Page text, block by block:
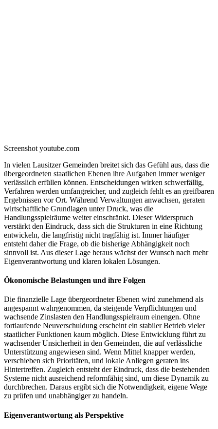
Screenshot youtube.com
In vielen Lausitzer Gemeinden breitet sich das Gefühl aus, dass die
übergeordneten staatlichen Ebenen ihre Aufgaben immer weniger
verlässlich erfüllen können. Entscheidungen wirken schwerfällig,
Verfahren werden umfangreicher, und zugleich fehlt es an greifbaren
Ergebnissen vor Ort. Während Verwaltungen anwachsen, geraten
wirtschaftliche Grundlagen unter Druck, was die
Handlungsspielräume weiter einschränkt. Dieser Widerspruch
verstärkt den Eindruck, dass sich die Strukturen in eine Richtung
entwickeln, die langfristig nicht tragfähig ist. Immer häufiger
entsteht daher die Frage, ob die bisherige Abhängigkeit noch
sinnvoll ist. Aus dieser Lage heraus wächst der Wunsch nach mehr
Eigenverantwortung und klaren lokalen Lösungen.
Ökonomische Belastungen und ihre Folgen
Die finanzielle Lage übergeordneter Ebenen wird zunehmend als
angespannt wahrgenommen, da steigende Verpflichtungen und
wachsende Zinslasten den Handlungsspielraum einengen. Ohne
fortlaufende Neuverschuldung erscheint ein stabiler Betrieb vieler
staatlicher Funktionen kaum möglich. Diese Entwicklung führt zu
wachsender Unsicherheit in den Gemeinden, die auf verlässliche
Unterstützung angewiesen sind. Wenn Mittel knapper werden,
verschieben sich Prioritäten, und lokale Anliegen geraten ins
Hintertreffen. Zugleich entsteht der Eindruck, dass die bestehenden
Systeme nicht ausreichend reformfähig sind, um diese Dynamik zu
durchbrechen. Daraus ergibt sich die Notwendigkeit, eigene Wege
zu prüfen und unabhängiger zu handeln.
Eigenverantwortung als Perspektive